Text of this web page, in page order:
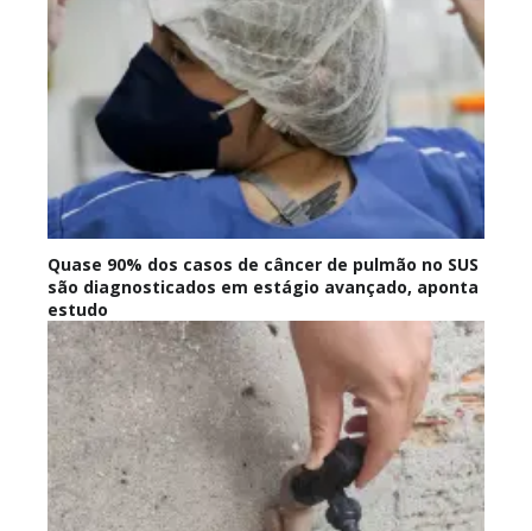
Quase 90% dos casos de câncer de pulmão no SUS
são diagnosticados em estágio avançado, aponta
estudo